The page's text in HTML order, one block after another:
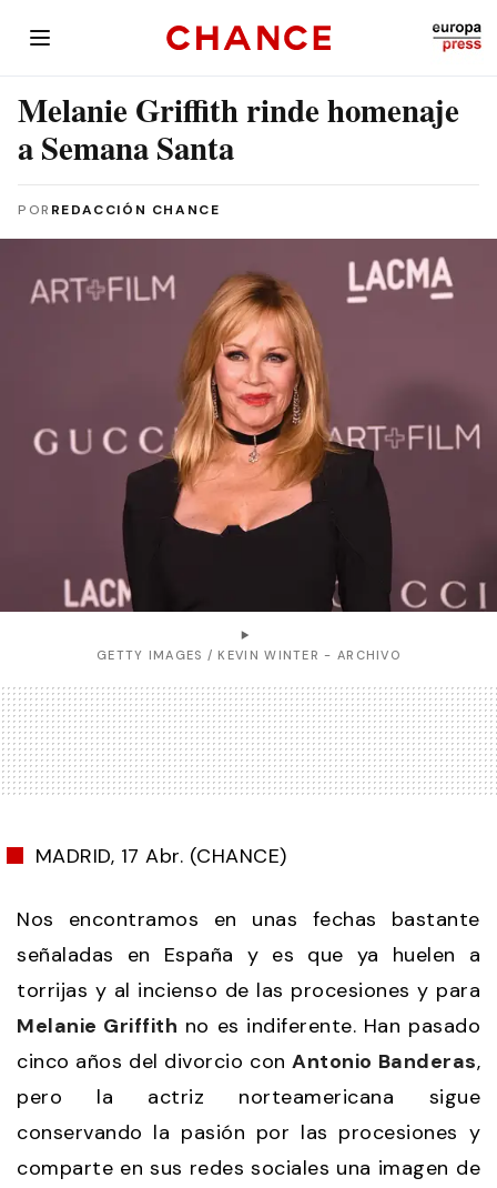
Melanie Griffith rinde homenaje
a Semana Santa
POR REDACCIÓN CHANCE
GETTY IMAGES / KEVIN WINTER - ARCHIVO
MADRID, 17 Abr. (CHANCE)
Nos encontramos en unas fechas bastante
señaladas en España y es que ya huelen a
torrijas y al incienso de las procesiones y para
Melanie Griffith no es indiferente. Han pasado
cinco años del divorcio conAntonio Banderas,
pero la actriz norteamericana sigue
conservando la pasión por las procesiones y
comparte en sus redes sociales una imagen de